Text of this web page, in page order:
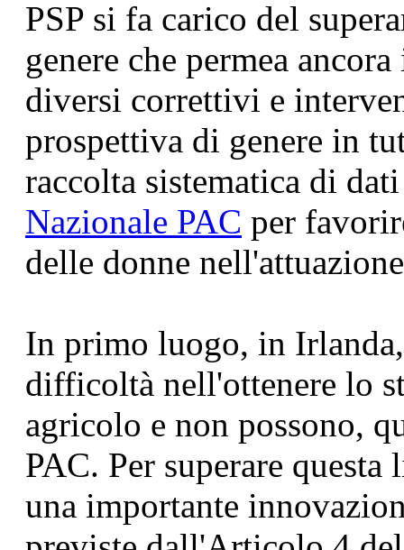
PSP si fa carico del
genere che permea
diversi correttivi e
prospettiva di genere in
raccolta sistematica di
Nazionale PAC per
delle donne
In primo luogo, in
difficoltà nell'ottenere lo
agricolo e non possono,
PAC. Per superare
una importante